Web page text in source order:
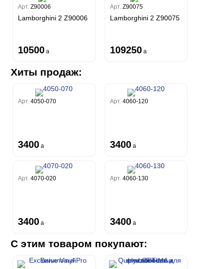
Арт.Z90006
Lamborghini 2 Z90006
10500 a
Арт. Z90075
Lamborghini 2 Z90075
109250 a
Хиты продаж:
Арт.4050-070
3400 a
Арт. 4060-120
3400 a
Арт.4070-020
3400 a
Арт. 4060-130
3400 a
С этим товаром покупают: